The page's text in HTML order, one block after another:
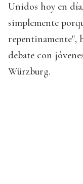
Unidos hoy en
simplemente
repentinamente",
debate con
Würzburg.